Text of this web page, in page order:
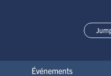
Événements